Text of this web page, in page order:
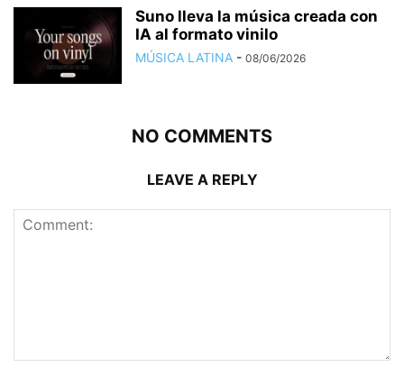
Suno lleva la música creada con
IA al formato vinilo
MÚSICA LATINA - 08/06/2026
NO COMMENTS
LEAVE A REPLY